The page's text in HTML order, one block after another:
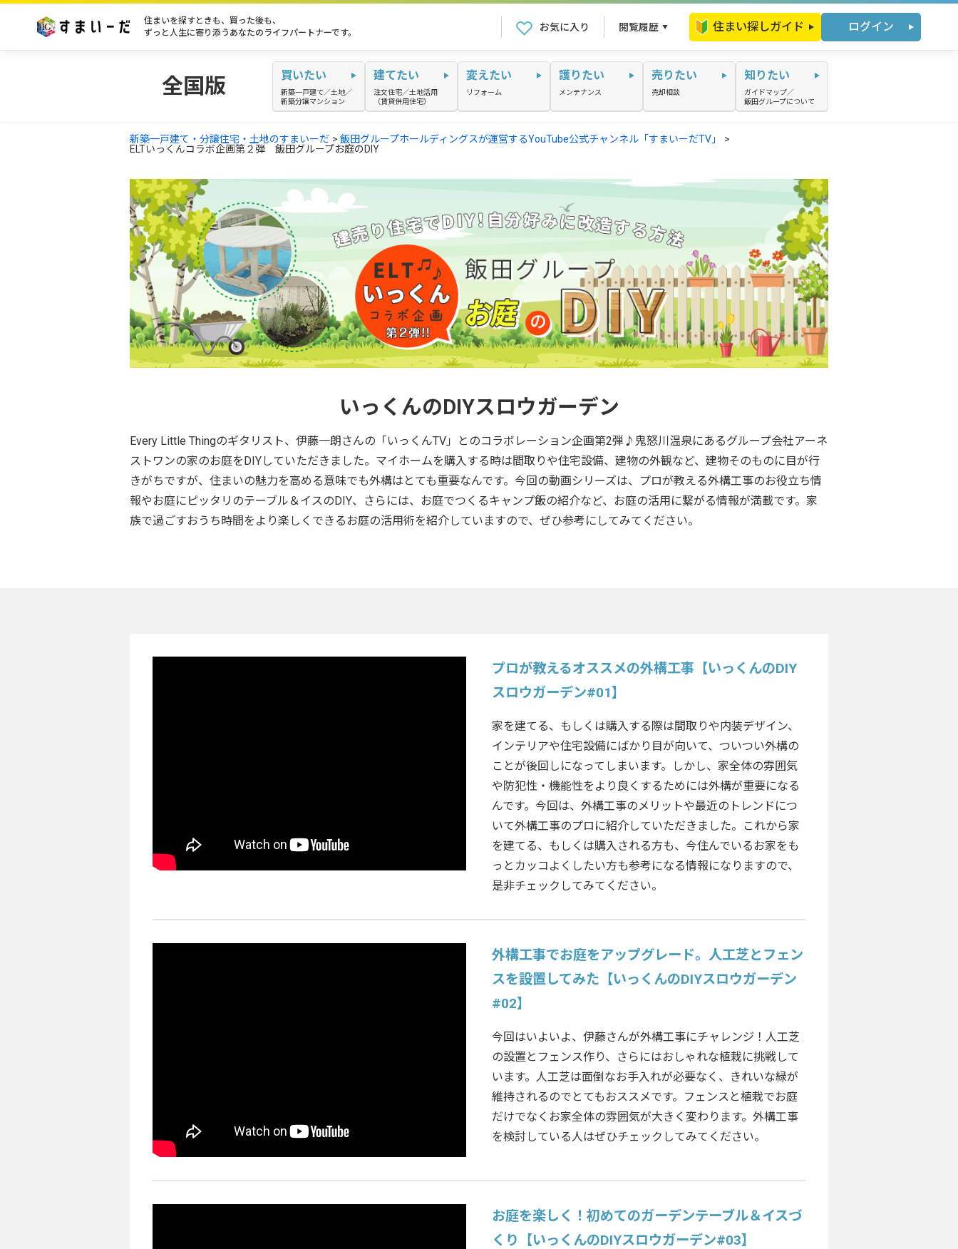
住まいを探すときも、買った後も、
ずっと人生に寄り添うあなたのライフパートナーです。
お気に入り 閲覧履歴 住まい探しガイド ログイン
全国版 買いたい
新築一戸建て／土地／
新築分譲マンション
建てたい
注文住宅／土地活用
（賃貸併用住宅）
変えたい
リフォーム
護りたい
メンテナンス
売りたい
売却相談
知りたい
ガイドマップ／
飯田グループについて
新築一戸建て・分譲住宅・土地のすまいーだ
飯田グループホールディングスが運営するYouTube公式チャンネル「すまいーだTV」
ELTいっくんコラボ企画第２弾 飯田グループお庭のDIY
いっくんのDIYスロウガーデン
Every Little Thingのギタリスト、伊藤一朗さんの「いっくんTV」とのコラボレーション企画第2弾♪鬼怒川温泉にあるグループ会社アーネ
ストワンの家のお庭をDIYしていただきました。マイホームを購入する時は間取りや住宅設備、建物の外観など、建物そのものに目が行
きがちですが、住まいの魅力を高める意味でも外構はとても重要なんです。今回の動画シリーズは、プロが教える外構工事のお役立ち情
報やお庭にピッタリのテーブル＆イスのDIY、さらには、お庭でつくるキャンプ飯の紹介など、お庭の活用に繋がる情報が満載です。家
族で過ごすおうち時間をより楽しくできるお庭の活用術を紹介していますので、ぜひ参考にしてみてください。
プロが教えるオススメの外構工事【いっくんのDIY
スロウガーデン#01】
家を建てる、もしくは購入する際は間取りや内装デザイン、
インテリアや住宅設備にばかり目が向いて、ついつい外構の
ことが後回しになってしまいます。しかし、家全体の雰囲気
や防犯性・機能性をより良くするためには外構が重要になる
んです。今回は、外構工事のメリットや最近のトレンドにつ
いて外構工事のプロに紹介していただきました。これから家
を建てる、もしくは購入される方も、今住んでいるお家をも
っとカッコよくしたい方も参考になる情報になりますので、
是非チェックしてみてください。
外構工事でお庭をアップグレード。人工芝とフェン
スを設置してみた【いっくんのDIYスロウガーデン
#02】
今回はいよいよ、伊藤さんが外構工事にチャレンジ！人工芝
の設置とフェンス作り、さらにはおしゃれな植栽に挑戦して
います。人工芝は面倒なお手入れが必要なく、きれいな緑が
維持されるのでとてもおススメです。フェンスと植栽でお庭
だけでなくお家全体の雰囲気が大きく変わります。外構工事
を検討している人はぜひチェックしてみてください。
お庭を楽しく！初めてのガーデンテーブル＆イスづ
くり【いっくんのDIYスロウガーデン#03】